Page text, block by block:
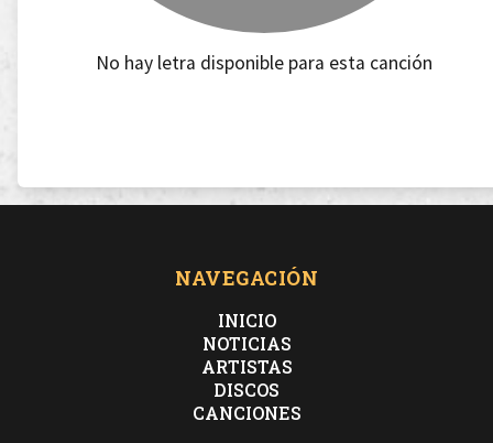
No hay letra disponible para esta canción
NAVEGACIÓN
INICIO
NOTICIAS
ARTISTAS
DISCOS
CANCIONES